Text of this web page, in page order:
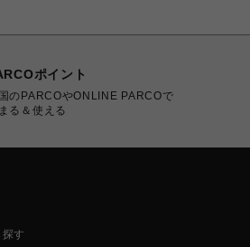
ポイント
のPARCOやONLINE PARCOで
る＆使える
す